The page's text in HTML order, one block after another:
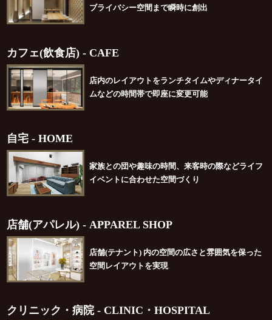
ブライバシー空間まで瞬時に創出
カフェ(飲食店) - CAFE
店内のレイアウトをランチタイムやディナータイ
ムなどの時間帯で即座に変更可能
自宅 - HOME
家族との団や趣味の時間、来客時の際などライフ
イベントに合わせた空間づくり
店舗(アパレル) - APPAREL SHOP
店舗(テナント) 内の空間の広さと雰囲気を保った
空間レイアウトを実現
クリニック・病院 - CLINIC・HOSPITAL